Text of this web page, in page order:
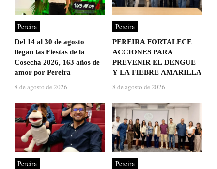
Pereira
Del 14 al 30 de agosto
llegan las Fiestas de la
Cosecha 2026, 163 años de
amor por Pereira
8 de agosto de 2026
Pereira
PEREIRA FORTALECE
ACCIONES PARA
PREVENIR EL DENGUE
Y LA FIEBRE AMARILLA
8 de agosto de 2026
Pereira Pereira